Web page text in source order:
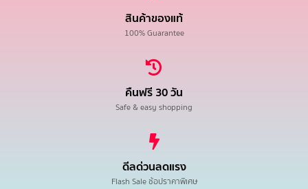
สินค้าของแท้
100% Guarantee
คืนฟรี 30 วัน
Safe & easy shopping
ดีลด่วนลดแรง
Flash Sale ช้อปราคาพิเศษ